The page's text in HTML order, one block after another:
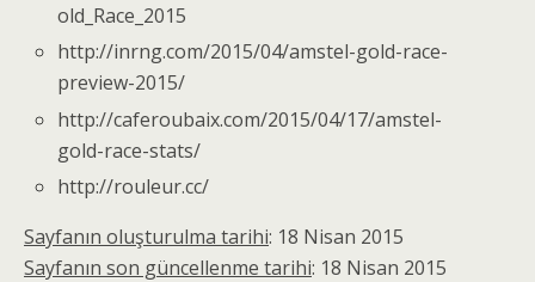
old_Race_2015
http://inrng.com/2015/04/amstel-gold-race-
preview-2015/
http://caferoubaix.com/2015/04/17/amstel-
gold-race-stats/
http://rouleur.cc/
Sayfanın oluşturulma tarihi: 18 Nisan 2015
Sayfanın son güncellenme tarihi: 18 Nisan 2015